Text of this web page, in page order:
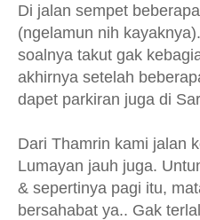
Di jalan sempet
(ngelamun nih
soalnya takut gak
akhirnya setelah
dapet parkiran juga di
Dari Thamrin kami jalan
Lumayan jauh juga.
& sepertinya pagi itu,
bersahabat ya.. Gak